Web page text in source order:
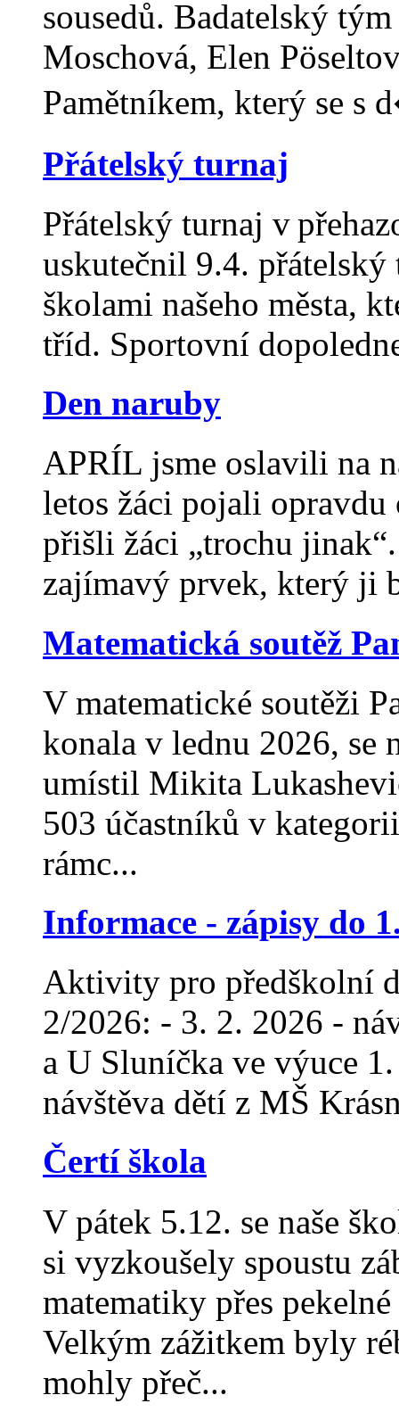
sousedů. Badatelský
Moschová, Elen
Pamětníkem, který se s
Přátelský turnaj
Přátelský turnaj v
uskutečnil 9.4. přátelský
školami našeho města,
tříd. Sportovní
Den naruby
APRÍL jsme oslavili na
letos žáci pojali
přišli žáci „trochu
zajímavý prvek, který ji
Matematická soutěž
V matematické soutěži
konala v lednu 2026, se
umístil Mikita
503 účastníků v
rámc...
Informace - zápisy do
Aktivity pro předškolní
2/2026: - 3. 2. 2026 -
a U Sluníčka ve výuce
návštěva dětí z MŠ
Čertí škola
V pátek 5.12. se naše
si vyzkoušely spoustu
matematiky přes
Velkým zážitkem byly
mohly přeč...